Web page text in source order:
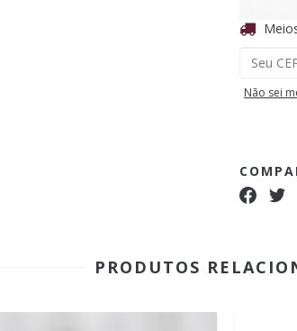
Entregas
Não sei
PRODUTOS